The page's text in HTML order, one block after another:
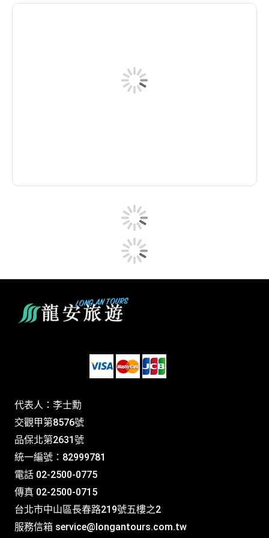
代表人：李士勳
交觀甲第8576號
品保北第2631號
統一編號：82999781
電話 02-2500-0775
傳真 02-2500-0715
台北市中山區長春路219號五樓之2
服務信箱 service@longantours.com.tw